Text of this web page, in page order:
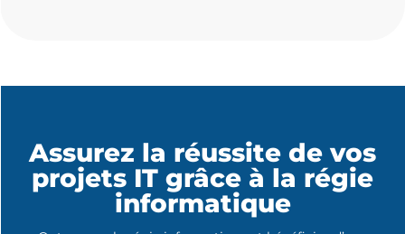
Assurez la réussite de vos
projets IT grâce à la régie
informatique